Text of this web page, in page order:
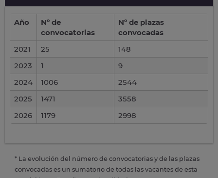
Año
Nº de
convocatorias
Nº de plazas
convocadas
2021
25
148
2023
1
9
2024
1006
2544
2025
1471
3558
2026
1179 2998
* La evolución del número de convocatorias y de las plazas
convocadas es un sumatorio de todas las vacantes de esta